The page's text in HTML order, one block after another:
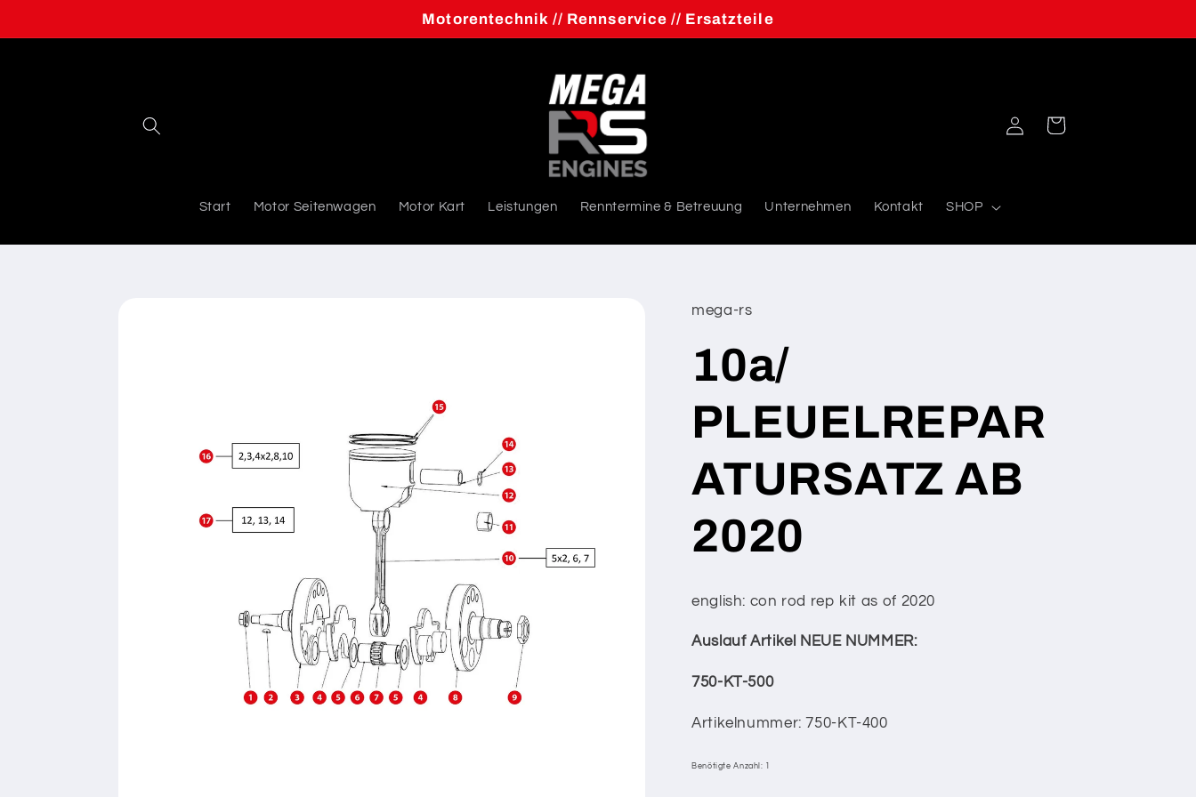
Inhalt
Motorentechnik // Rennservice // Ersatzteile
Start Motor Seitenwagen Motor Kart Leistungen Renntermine & Betreuung Unternehmen Kontakt SHOP
EinloggenWarenkorb
mega-rs
10a/
PLEUELREPAR
ATURSATZ AB
2020
english: con rod rep kit as of 2020
Auslauf Artikel NEUE NUMMER:
750-KT-500
Artikelnummer: 750-KT-400
Benötigte Anzahl: 1